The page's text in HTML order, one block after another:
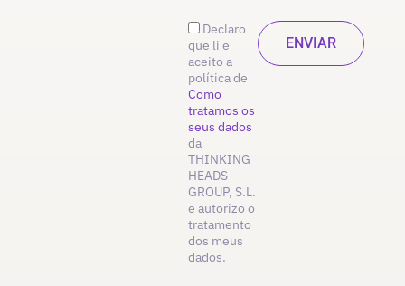
Declaro
que li e
aceito a
política de
Como
tratamos os
seus dados
da
THINKING
HEADS
GROUP, S.L.
e autorizo o
tratamento
dos meus
dados.